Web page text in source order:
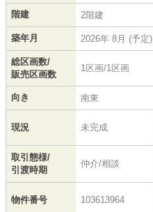
階建 2階建
築年月 2026年 8月 (予定)
総区画数/
販売区画数
1区画/1区画
向き 南東
現況 未完成
取引態様/
引渡時期
仲介/相談
物件番号 103613964